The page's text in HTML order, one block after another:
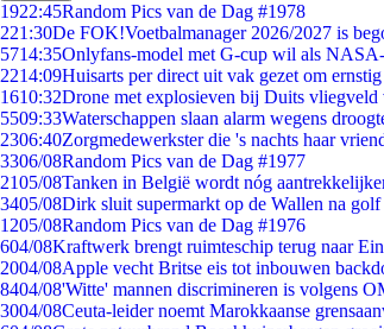
1922:45Random Pics van de Dag #1978
221:30De FOK!Voetbalmanager 2026/2027 is
5714:35Onlyfans-model met G-cup wil als NASA-
2214:09Huisarts per direct uit vak gezet om
1610:32Drone met explosieven bij Duits vliegveld
5509:33Waterschappen slaan alarm wegens
2306:40Zorgmedewerkster die 's nachts haar
3306/08Random Pics van de Dag #1977
2105/08Tanken in België wordt nóg
3405/08Dirk sluit supermarkt op de Wallen na golf
1205/08Random Pics van de Dag #1976
604/08Kraftwerk brengt ruimteschip terug naar
2004/08Apple vecht Britse eis tot inbouwen
8404/08'Witte' mannen discrimineren is volgens
3004/08Ceuta-leider noemt Marokkaanse